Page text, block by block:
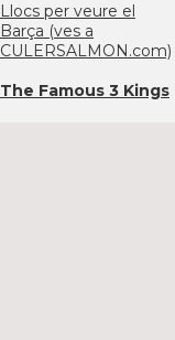
Llocs per veure el
Barça (ves a
CULERSALMON.com)
The Famous 3 Kings